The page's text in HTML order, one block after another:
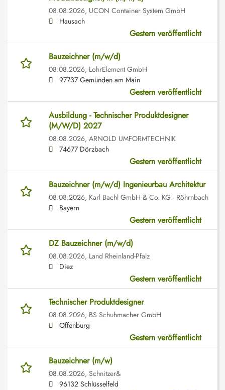
08.08.2026, UCON Container System GmbH
Hausach
Gestern veröffentlicht
Bauzeichner (m/w/d)
08.08.2026, LohrElement GmbH
97737 Gemünden am Main
Gestern veröffentlicht
Ausbildung - Technischer Produktdesigner
(M/W/D) 2027
08.08.2026, ARNOLD UMFORMTECHNIK
74677 Dörzbach
Gestern veröffentlicht
Bauzeichner (m/w/d) Ingenieurbau Architektur
08.08.2026, Karl Bachl GmbH & Co. KG - Röhrnbach
Bayern
Gestern veröffentlicht
DZ Bauzeichner (m/w/d)
08.08.2026, Land Rheinland-Pfalz
Diez
Gestern veröffentlicht
Technischer Produktdesigner
08.08.2026, BS Schuhmacher GmbH
Offenburg
Gestern veröffentlicht
Bauzeichner (m/w)
08.08.2026, Schnitzer&
96132 Schlüsselfeld